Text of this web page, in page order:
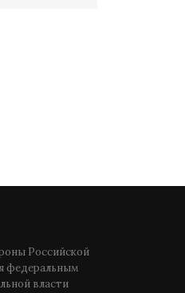
Российской
федеральным
власти